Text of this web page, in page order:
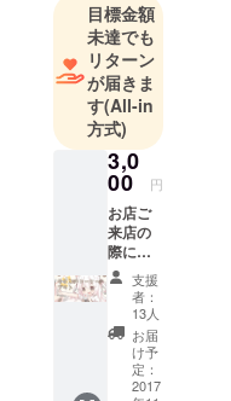
目標金額
未達でも
リターン
が届きま
す(All-in
方式)
3,0
00 円
お店ご
来店の
際に目
の前で
コー
ヒーを
淹れて
お出し
しま
す。
支援
者：
13人
お届
け予
定：
2017